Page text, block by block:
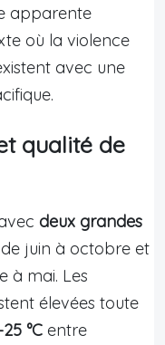
apparente
où la violence
avec une
qualité de
deux grandes
de juin à octobre et
à mai. Les
élevées toute
°C entre